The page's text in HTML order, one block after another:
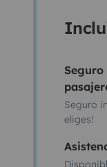
Seguro
eliges!